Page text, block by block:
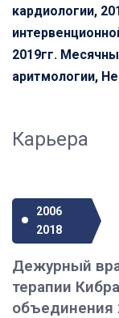
кардиологии,
2019гг.
аритмологии,
Карьера
2006
2018
Дежурный
терапии
объединения